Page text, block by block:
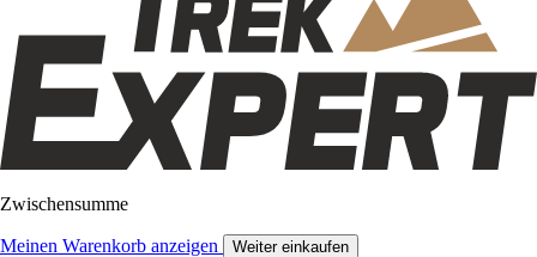
Zwischensumme
Meinen Warenkorb anzeigen Weiter einkaufen